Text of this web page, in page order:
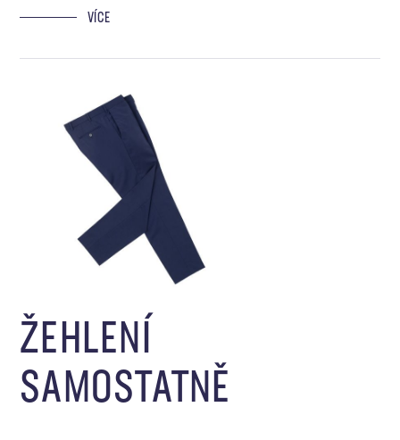
VÍCE
ŽEHLENÍ
SAMOSTATNĚ